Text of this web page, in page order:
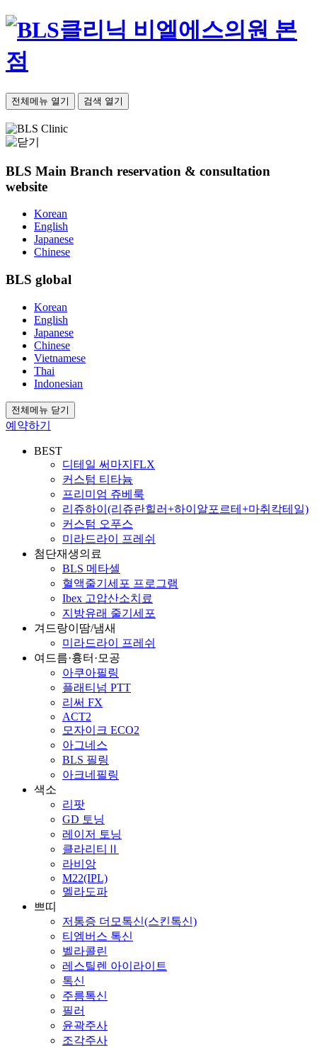
비엘에스의원 본
점
전체메뉴 열기 검색 열기
BLS Main Branch reservation & consultation
website
Korean
English
Japanese
Chinese
BLS global
Korean
English
Japanese
Chinese
Vietnamese
Thai
Indonesian
전체메뉴 닫기
예약하기
BEST
디테일 써마지FLX
커스텀 티타늄
프리미엄 쥬베룩
리쥬하이(리쥬란힐러+하이알포르테+마취칵테일)
커스텀 오푸스
미라드라이 프레쉬
첨단재생의료
BLS 메타셀
혈액줄기세포 프로그램
Ibex 고압산소치료
지방유래 줄기세포
겨드랑이땀/냄새
미라드라이 프레쉬
여드름·흉터·모공
아쿠아필링
플래티넘 PTT
리써 FX
ACT2
모자이크 ECO2
아그네스
BLS 필링
아크네필링
색소
리팟
GD 토닝
레이저 토닝
클라리티Ⅱ
라비앙
M22(IPL)
멜라도파
쁘띠
저통증 더모톡신(스킨톡신)
티엠버스 톡신
벨라콜린
레스틸렌 아이라이트
톡신
주름톡신
필러
윤곽주사
조각주사